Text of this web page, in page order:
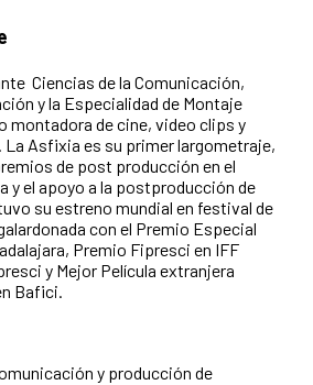
Ciencias de la Comunicación,
y la Especialidad de Montaje
montadora de cine, video clips y
Asfixia es su primer largometraje,
de post producción en el
y el apoyo a la postproducción de
su estreno mundial en festival de
con el Premio Especial
Premio Fipresci en IFF
y Mejor Película extranjera
Bafici.
y producción de